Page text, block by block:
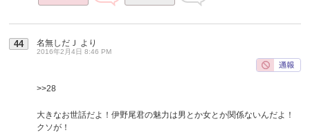
44 名無しだＪ より
2016年2月4日 8:46 PM
>>28
大きなお世話だよ！伊野尾君の魅力は男とか女とか関係ないんだよ！
クソが！